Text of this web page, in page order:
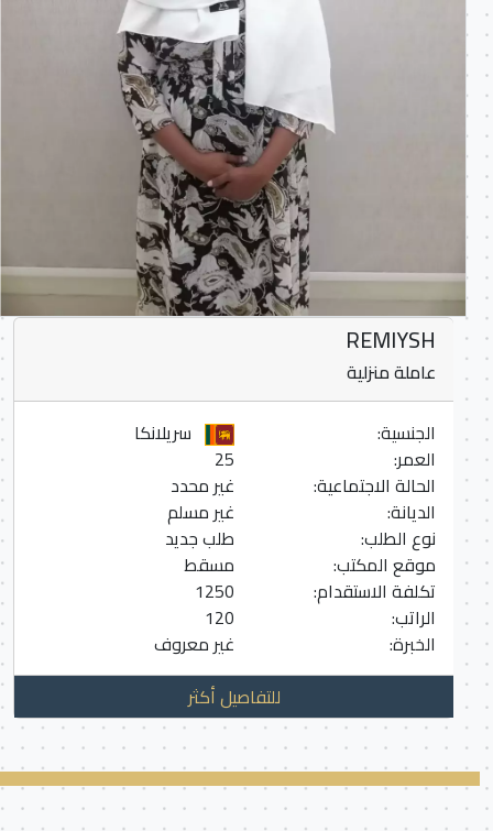
REMIYSH
عاملة منزلية
الجنسية:
سريلانكا
العمر:
الحالة الاجتماعية:
غير محدد
الديانة:
غير مسلم
نوع الطلب:
طلب جديد
موقع المكتب:
مسقط
تكلفة الاستقدام:
1250
الراتب:
120
الخبرة:
غير معروف
للتفاصيل أكثر